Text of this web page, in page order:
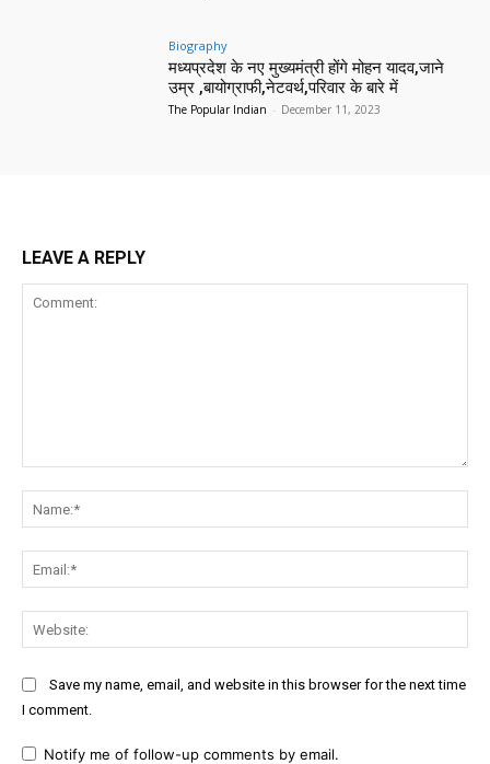
Biography
मध्यप्रदेश के नए मुख्यमंत्री होंगे मोहन यादव,जाने
उम्र ,बायोग्राफी,नेटवर्थ,परिवार के बारे में
The Popular Indian - December 11, 2023
LEAVE A REPLY
Save my name, email, and website in this browser for the next time
I comment.
Notify me of follow-up comments by email.